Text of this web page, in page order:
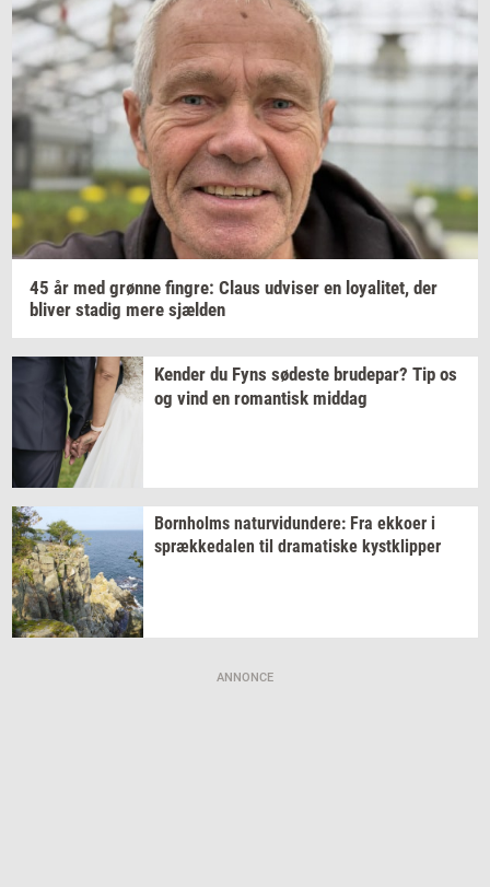
45 år med grøn­ne fin­gre: Claus ud­vi­ser en loy­a­li­tet, der
bli­ver sta­dig mere sjæl­den
Ken­der du Fyns sø­de­ste bru­de­par? Tip os
og vind en ro­man­tisk mid­dag
Born­holms na­tur­vi­dun­de­re: Fra ek­ko­er i
spræk­ke­da­len til dra­ma­ti­ske kyst­klip­per
ANNONCE